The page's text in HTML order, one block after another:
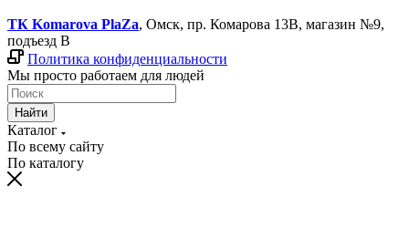
ТК Komarova PlaZa, Омск, пр. Комарова 13В, магазин №9,
подъезд В
Политика конфиденциальности
Мы просто работаем для людей
Найти
Каталог
По всему сайту
По каталогу